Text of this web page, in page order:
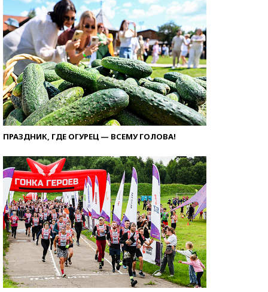
ПРАЗДНИК, ГДЕ ОГУРЕЦ — ВСЕМУ ГОЛОВА!